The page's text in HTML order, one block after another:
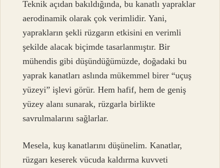
Teknik açıdan bakıldığında, bu kanatlı yapraklar
aerodinamik olarak çok verimlidir. Yani,
yaprakların şekli rüzgarın etkisini en verimli
şekilde alacak biçimde tasarlanmıştır. Bir
mühendis gibi düşündüğümüzde, doğadaki bu
yaprak kanatları aslında mükemmel birer “uçuş
yüzeyi” işlevi görür. Hem hafif, hem de geniş
yüzey alanı sunarak, rüzgarla birlikte
savrulmalarını sağlarlar.
Mesela, kuş kanatlarını düşünelim. Kanatlar,
rüzgarı keserek vücuda kaldırma kuvveti